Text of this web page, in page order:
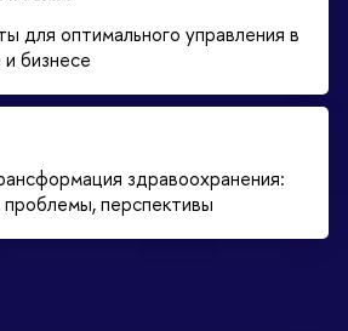
для оптимального управления в
бизнесе
здравоохранения:
перспективы